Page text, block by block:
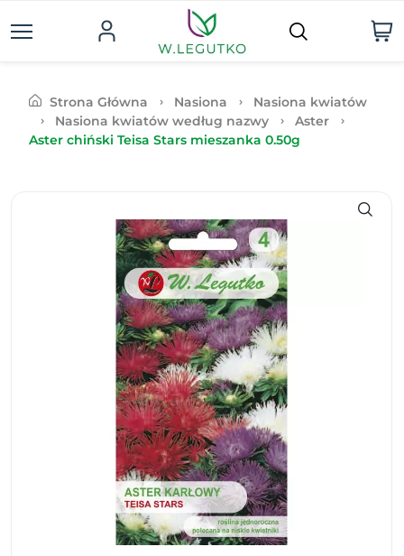
Strona Główna Nasiona
Nasiona kwiatów
Nasiona kwiatów według nazwy
Aster
Aster chiński Teisa Stars mieszanka 0.50g